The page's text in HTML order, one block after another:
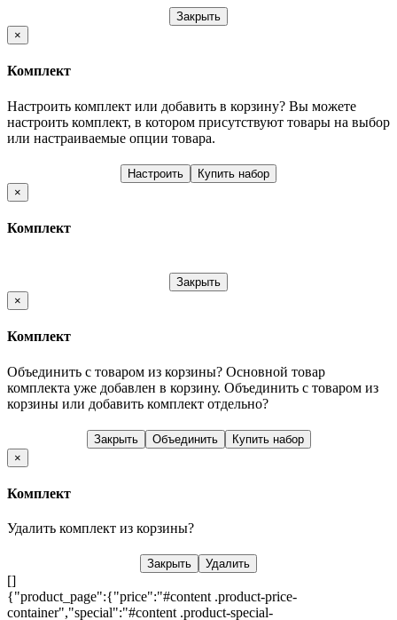
Закрыть
×
Комплект
Настроить комплект или добавить в корзину? Вы можете
настроить комплект, в котором присутствуют товары на выбор
или настраиваемые опции товара.
Настроить
Купить набор
×
Комплект
Закрыть
×
Комплект
Объединить с товаром из корзины? Основной товар
комплекта уже добавлен в корзину. Объединить с товаром из
корзины или добавить комплект отдельно?
Закрыть Объединить
Купить набор
×
Комплект
Удалить комплект из корзины?
Закрыть Удалить
[]
{"product_page":{"price":"#content .product-price-
container","special":"#content .product-special-